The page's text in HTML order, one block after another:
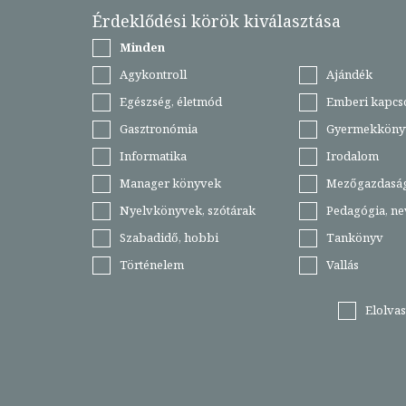
Érdeklődési körök kiválasztása
Minden
Agykontroll
Ajándék
Egészség, életmód
Emberi
Gasztronómia
Informatika
Irodalom
Manager könyvek
Nyelvkönyvek, szótárak
Pedagógia,
Szabadidő, hobbi
Tankönyv
Történelem
Vallás